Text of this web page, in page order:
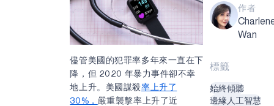
智慧卡
可穿戴設備
遊戲
耳戴式裝置
SPOT
turboSPOT
投資者關係
合作成功亮點
為什麼選擇 Ambiq
什麼是邊緣 AI？
資源
影像資料庫
常見問題
儘管美國的犯罪率多年來一直在下
降，但 2020 年暴力事件卻不幸
地上升。美國謀殺率上升了
30%， 嚴重襲擊率上升了近
作者
Wan
標籤
始終傾聽
邊緣人工智慧